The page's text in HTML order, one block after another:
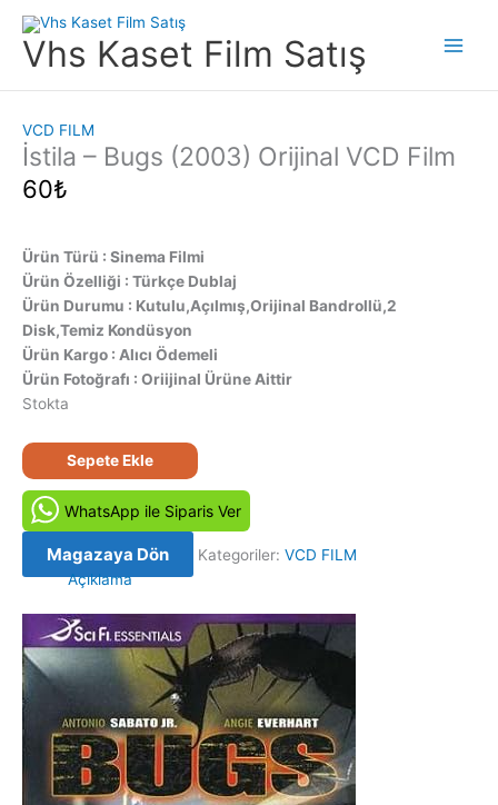
atlaVhs Kaset Film Satış
VCD FILM
İstila – Bugs (2003) Orijinal VCD Film
60₺
Ürün Türü : Sinema Filmi
Ürün Özelliği : Türkçe Dublaj
Ürün Durumu : Kutulu,Açılmış,Orijinal Bandrollü,2
Disk,Temiz Kondüsyon
Ürün Kargo : Alıcı Ödemeli
Ürün Fotoğrafı : Oriijinal Ürüne Aittir
Stokta
İstila
-
Bugs
(2003)
Orijinal
VCD
Sepete Ekle
WhatsApp ile Siparis Ver
Magazaya Dön Kategoriler: VCD FILM
Açıklama